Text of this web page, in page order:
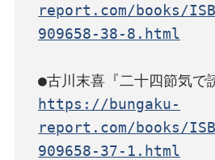
report.com/books/
909658-38-8.html
https://bungaku-
report.com/books/
909658-37-1.html